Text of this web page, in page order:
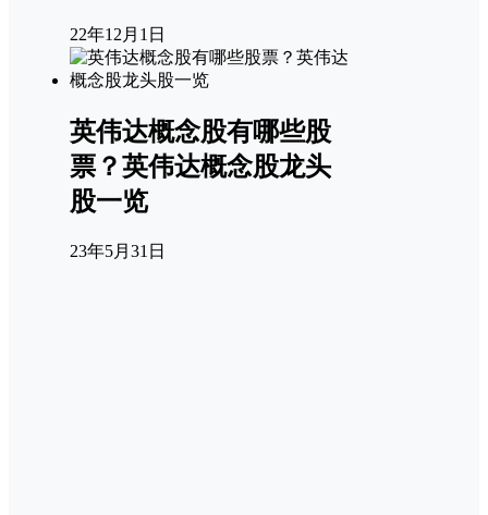
22年12月1日
英伟达概念股有哪些股
票？英伟达概念股龙头
股一览
23年5月31日